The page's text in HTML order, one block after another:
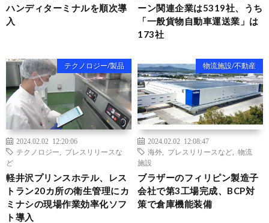
ハンディターミナルを順次導
入
ーン関連企業は5319社、うち
「一般貨物自動車運送業」は
173社
テクノロジー/製品
2024.02.02 12:20:06
テクノロジー
プレスリリースな
ど
軽井沢プリンスホテル、レス
トラン20カ所の衛生管理にカ
ミナシの現場作業効率化ソフ
ト導入
物流施設/不動産
2024.02.02 12:08:47
海外
プレスリリースなど
物流
施設
ブラザーのフィリピン製造子
会社で第3工場完成、BCP対
策で倉庫機能装備